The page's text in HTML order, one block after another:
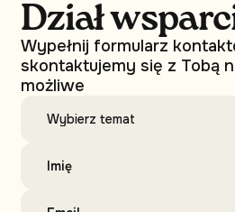
Dział
Wypełnij formularz
skontaktujemy się z Tobą
możliwe